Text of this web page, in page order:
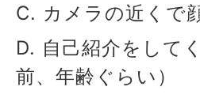
C. カメラの近くで
D. 自己紹介をして
前、年齢ぐらい）